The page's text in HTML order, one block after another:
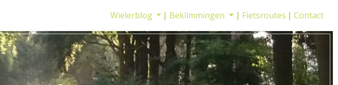
Wielerblog Beklimmingen Fietsroutes Contact